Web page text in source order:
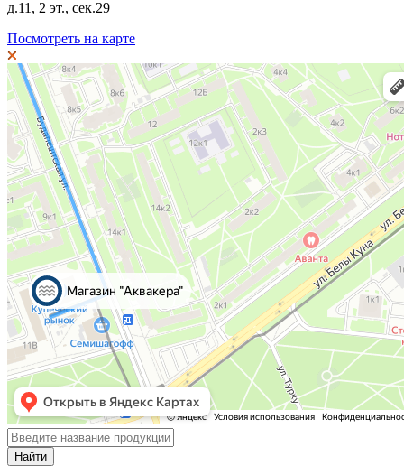
д.11, 2 эт., сек.29
Посмотреть на карте